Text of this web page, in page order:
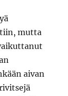
mutta
aivan